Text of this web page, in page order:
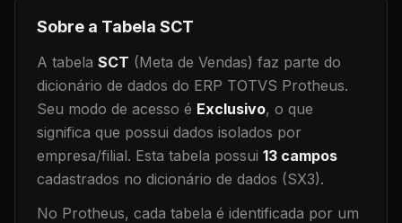
Sobre a Tabela SCT
A tabela SCT (Meta de Vendas) faz parte do
dicionário de dados do ERP TOTVS Protheus.
Seu modo de acesso é Exclusivo, o que
significa que possui dados isolados por
empresa/filial. Esta tabela possui 13 campos
cadastrados no dicionário de dados (SX3).
No Protheus, cada tabela é identificada por um